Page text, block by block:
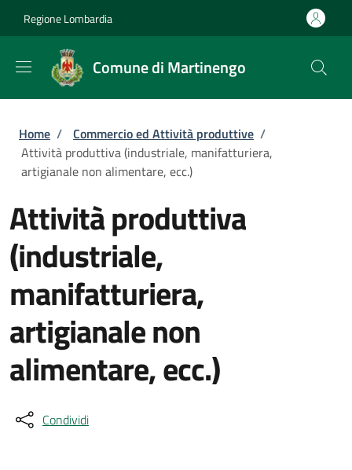
Regione Lombardia
Comune di Martinengo
Briciole di pane
Home / Commercio ed Attività produttive /
Attività produttiva (industriale, manifatturiera,
artigianale non alimentare, ecc.)
Attività produttiva
(industriale,
manifatturiera,
artigianale non
alimentare, ecc.)
Condividi